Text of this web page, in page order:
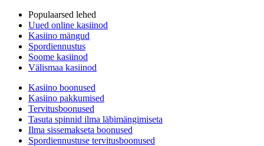
Populaarsed lehed
Uued online kasiinod
Kasiino mängud
Spordiennustus
Soome kasiinod
Välismaa kasiinod
Kasiino boonused
Kasiino pakkumised
Tervitusboonused
Tasuta spinnid ilma läbimängimiseta
Ilma sissemakseta boonused
Spordiennustuse tervitusboonused